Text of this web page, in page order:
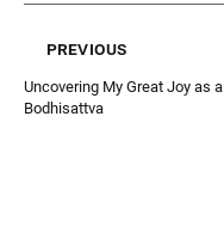
previous
Uncovering My Great Joy as a
Bodhisattva